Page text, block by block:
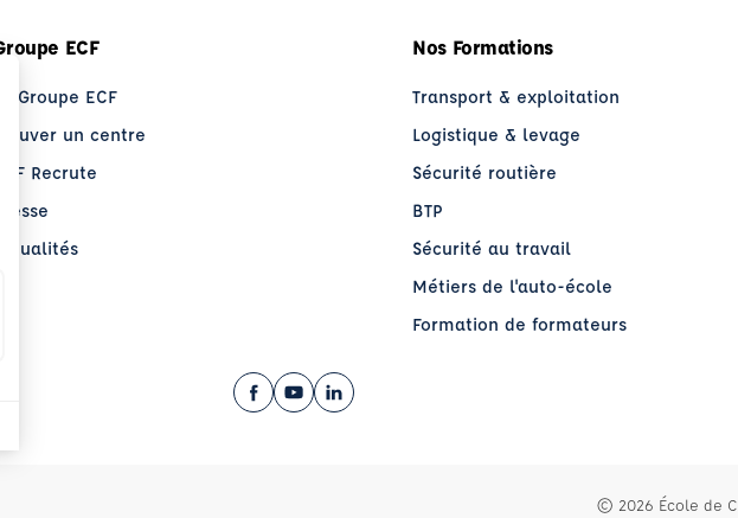
ECF
Groupe ECF
Trouver un centre
Recrute
Presse
Actualités
Nos Formations
Transport & exploitation
Logistique & levage
Sécurité routière
BTP
Sécurité au travail
Métiers de l'auto-école
Formation de formateurs
Facebook (nouvelle fenêtre)
YouTube (nouvelle fenêtre)
LinkedIn (nouvelle fenêtre)
© 2026 École de